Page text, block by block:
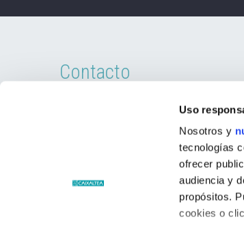
Uso
Nosotros y
tecnologías
ofrecer
audiencia y
propósitos.
cookies o
Contacto
Passatge Llaurador, 1-1º
Phone: +34 96 584 15 00
https://